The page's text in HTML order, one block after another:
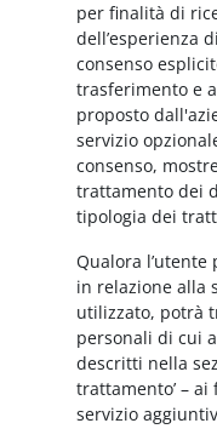
per finalità di
dell’esperienza
consenso
trasferimento e
proposto
servizio
consenso,
trattamento dei
tipologia dei
Qualora
in relazione alla
utilizzato, potrà
personali di cui
descritti nella
trattamento’ – ai
servizio